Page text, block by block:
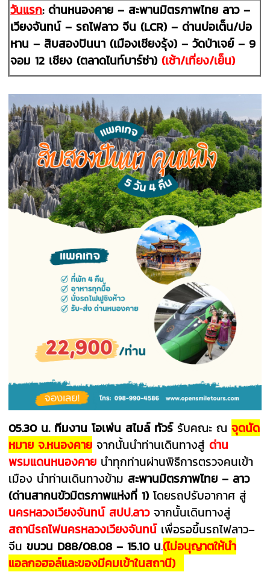
วันแรก:ด่านหนองคาย – สะพานมิตรภาพไทย ลาว –
เวียงจันทน์ – รถไฟลาว จีน(LCR) –ด่านบ่อเต็น/บ่อ
หาน – สิบสองปันนา (เมืองเชียงรุ้ง) – วัดป่าเจย์ – 9
จอม 12 เชียง (ตลาดไนท์บาร์ซ่า)(เช้า/เที่ยง/เย็น)
05.30 น. ทีมงาน โอเพ่น สไมล์ ทัวร์รับคณะ ณจุดนัด
หมาย จ.หนองคาย จากนั้นนำท่านเดินทางสู่ด่าน
พรมแดนหนองคาย นำทุกท่านผ่านพิธีการตรวจคนเข้า
เมือง นำท่านเดินทางข้ามสะพานมิตรภาพไทย – ลาว
(ด่านสากนขัวมิตรภาพแห่งที่ 1) โดยรถปรับอากาศ สู่
นครหลวงเวียงจันทน์ สปป.ลาวจากนั้นเดินทางสู่
สถานีรถไฟนครหลวงเวียงจันทน์ เพื่อรอขึ้นรถไฟลาว–
จีนขบวน D88/08.08 – 15.10 น.(ไม่อนุญาตให้นำ
แอลกอฮอล์และของมีคมเข้าในสถานี)